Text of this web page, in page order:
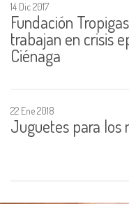
14 Dic 2017
Fundación
trabajan en crisis
Ciénaga
22 Ene 2018
Juguetes para los